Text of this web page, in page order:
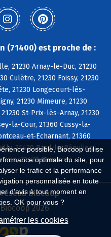
possible, Biocoop utilise
optimale du site, pour
le trafic et la performance
personnalisée en toute
d'avis à tout moment en
OK pour vous ?
les cookies
(71400) est proche de :
21230 Arnay-le-Duc, 21230
Culètre, 21230 Foissy, 21230
21230 Longecourt-lès-
21230 Mimeure, 21230
St-Prix-lès-Arnay, 21230
la-Cour, 21360 Cussy-la-
et-Echarnant, 21360
21430 Bard-le-Régulier,
21430 Censerey
Biocoop
2026